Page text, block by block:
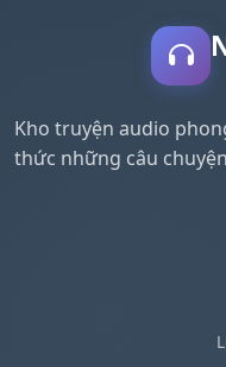
Kho truyện audio
thức những câu